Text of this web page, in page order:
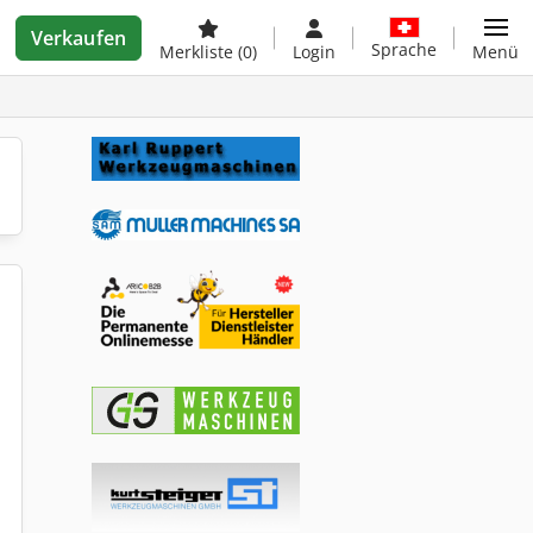
Verkaufen
Merkliste (0) Login Sprache Menü